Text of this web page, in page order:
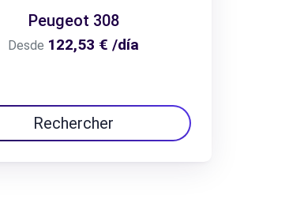
Peugeot 308
Desde 122,53 € /día
Rechercher